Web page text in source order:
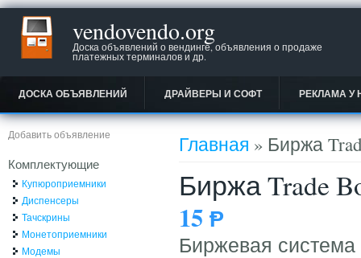
vendovendo.org
Доска объявлений о вендинге, объявления о продаже
платежных терминалов и др.
ДОСКА ОБЪЯВЛЕНИЙ ДРАЙВЕРЫ И СОФТ РЕКЛАМА У
Вы здесь
Главная » Биржа
Биржа Trade
15 Ᵽ
Биржевая
Добавить объявление
Комплектующие
Купюроприемники
Диспенсеры
Тачскрины
Монетоприемники
Модемы